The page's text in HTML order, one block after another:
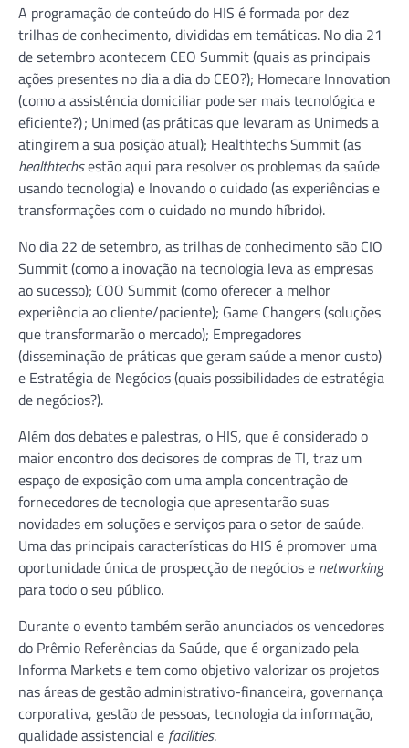
A programação de conteúdo do HIS é formada por dez
trilhas de conhecimento, divididas em temáticas. No dia 21
de setembro acontecem CEO Summit (quais as principais
ações presentes no dia a dia do CEO?); Homecare Innovation
(como a assistência domiciliar pode ser mais tecnológica e
eficiente?) ; Unimed (as práticas que levaram as Unimeds a
atingirem a sua posição atual); Healthtechs Summit (as
healthtechsestão aqui para resolver os problemas da saúde
usando tecnologia) e Inovando o cuidado (as experiências e
transformações com o cuidado no mundo híbrido).
No dia 22 de setembro, as trilhas de conhecimento são CIO
Summit (como a inovação na tecnologia leva as empresas
ao sucesso); COO Summit (como oferecer a melhor
experiência ao cliente/paciente); Game Changers (soluções
que transformarão o mercado); Empregadores
(disseminação de práticas que geram saúde a menor custo)
e Estratégia de Negócios (quais possibilidades de estratégia
de negócios?).
Além dos debates e palestras, o HIS, que é considerado o
maior encontro dos decisores de compras de TI, traz um
espaço de exposição com uma ampla concentração de
fornecedores de tecnologia que apresentarão suas
novidades em soluções e serviços para o setor de saúde.
Uma das principais características do HIS é promover uma
oportunidade única de prospecção de negócios e networking
para todo o seu público.
Durante o evento também serão anunciados os vencedores
do Prêmio Referências da Saúde, que é organizado pela
Informa Markets e tem como objetivo valorizar os projetos
nas áreas de gestão administrativo-financeira, governança
corporativa, gestão de pessoas, tecnologia da informação,
qualidade assistencial e facilities.